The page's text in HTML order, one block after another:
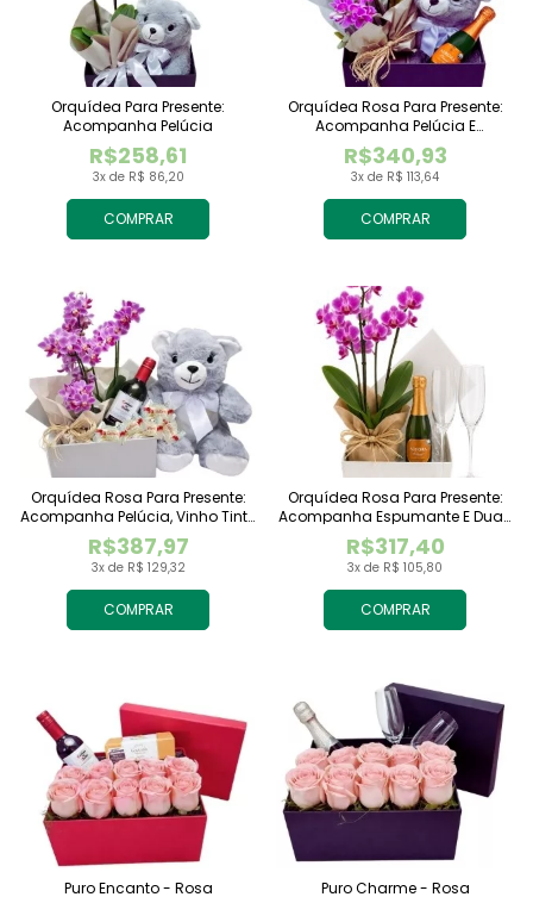
COMPRAR
3x de R$ 86,20
R$258,61
Orquídea Para Presente:
Acompanha Pelúcia
COMPRAR
3x de R$ 113,64
R$340,93
Orquídea Rosa Para Presente:
Acompanha Pelúcia E
Espumante
COMPRAR
3x de R$ 129,32
R$387,97
Orquídea Rosa Para Presente:
Acompanha Pelúcia, Vinho Tinto
Importado E Chocolate
Raffaello
COMPRAR
3x de R$ 105,80
R$317,40
Orquídea Rosa Para Presente:
Acompanha Espumante E Duas
Taças
Puro Encanto - Rosa Puro Charme - Rosa